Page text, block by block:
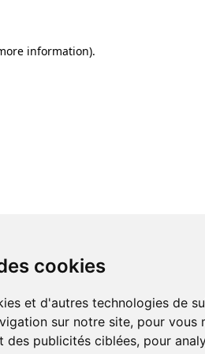
cookies
et d'autres technologies de
sur notre site, pour vous
des publicités ciblées, pour
information).